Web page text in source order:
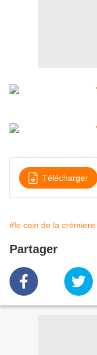
Télécharger
#le coin de la crémiere
Partager